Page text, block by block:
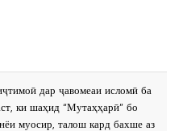
дар ҷавомеаи исломӣ ба
ки шаҳид “Мутаҳҳарӣ” бо
муосир, талош кард бахше аз